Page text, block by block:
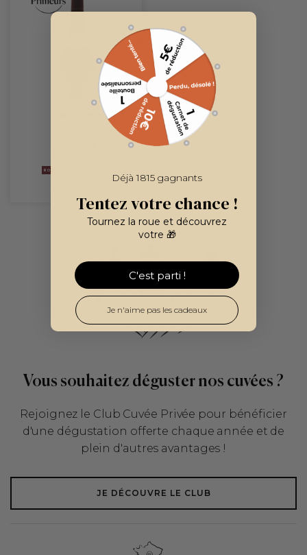
ROUGE
Vous souhaitez déguster nos cuvées ?
Rejoignez le Club Cuvée Privée pour bénéficier
d'une dégustation offerte chaque année et de
plein d'autres avantages !
JE DÉCOUVRE LE CLUB
Déjà 1815 gagnants
Tentez votre chance !
Tournez la roue et découvrez
votre 🎁
C'est parti !
Je n'aime pas les cadeaux